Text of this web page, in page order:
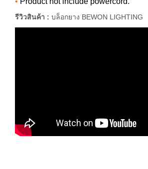
รีวิวสินค้า : บล็อกยาง BEWON LIGHTING